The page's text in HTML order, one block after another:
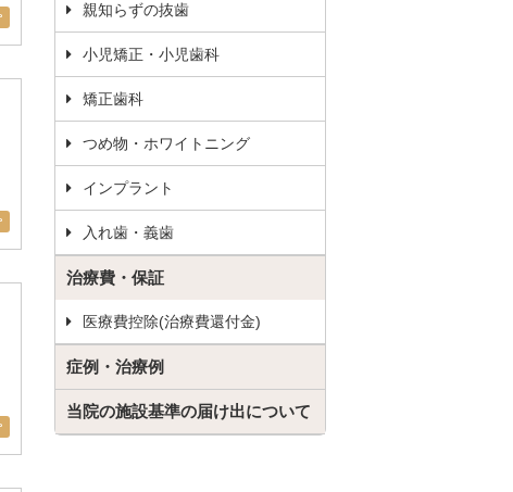
親知らずの抜歯
小児矯正・小児歯科
矯正歯科
つめ物・ホワイトニング
インプラント
入れ歯・義歯
治療費・保証
医療費控除(治療費還付金)
症例・治療例
当院の施設基準の届け出について